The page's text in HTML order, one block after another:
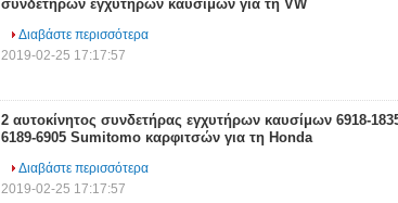
συνδετήρων εγχυτήρων καυσίμων για τη VW
Διαβάστε περισσότερα
2019-02-25 17:17:57
2 αυτοκίνητος συνδετήρας εγχυτήρων καυσίμων 6918-
6189-6905 Sumitomo καρφιτσών για τη Honda
Διαβάστε περισσότερα
2019-02-25 17:17:57